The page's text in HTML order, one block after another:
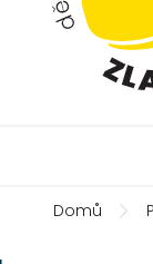
Domů